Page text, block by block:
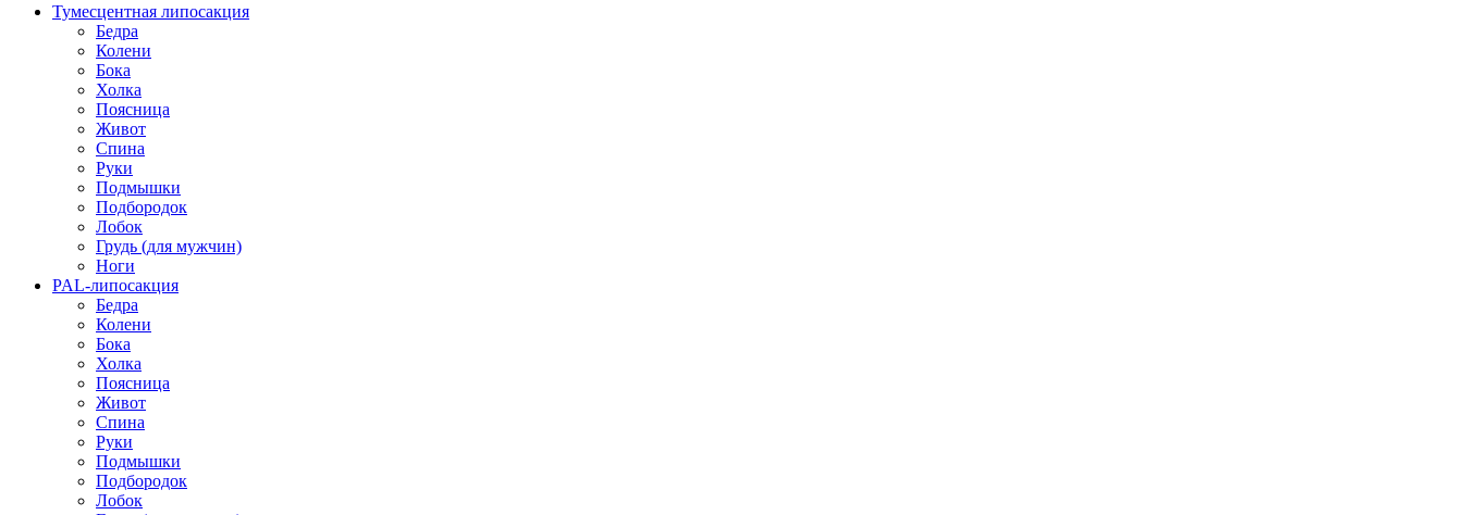
Тумесцентная липосакция
Бедра
Колени
Бока
Холка
Поясница
Живот
Спина
Руки
Подмышки
Подбородок
Лобок
Грудь (для мужчин)
Ноги
PAL-липосакция
Бедра
Колени
Бока
Холка
Поясница
Живот
Спина
Руки
Подмышки
Подбородок
Лобок